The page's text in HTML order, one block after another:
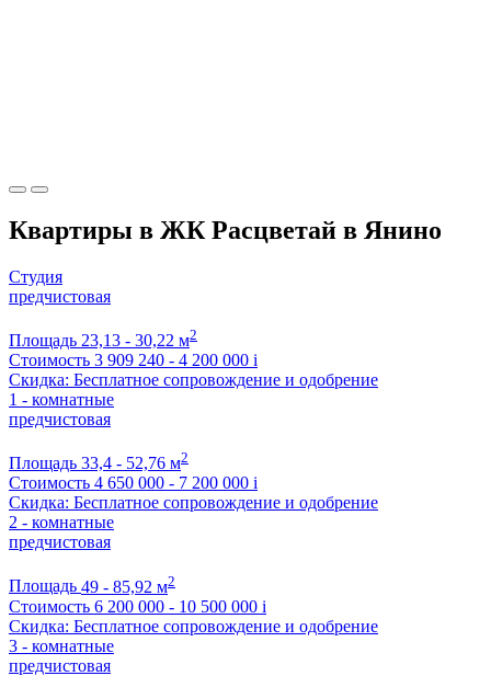
Квартиры в ЖК Расцветай в Янино
Студия
предчистовая
Площадь 23,13 - 30,22 м2
Стоимость 3 909 240 - 4 200 000 i
Скидка: Бесплатное сопровождение и одобрение
1 - комнатные
предчистовая
Площадь 33,4 - 52,76 м2
Стоимость 4 650 000 - 7 200 000 i
Скидка: Бесплатное сопровождение и одобрение
2 - комнатные
предчистовая
Площадь 49 - 85,92 м2
Стоимость 6 200 000 - 10 500 000 i
Скидка: Бесплатное сопровождение и одобрение
3 - комнатные
предчистовая